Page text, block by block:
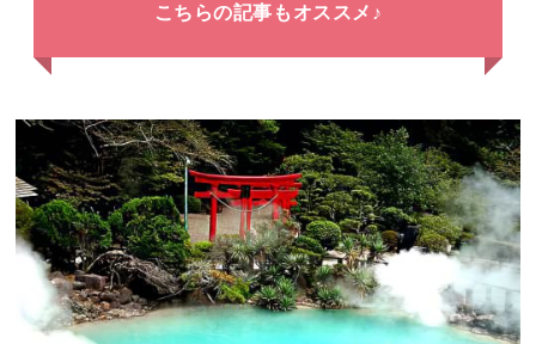
こちらの記事もオススメ♪